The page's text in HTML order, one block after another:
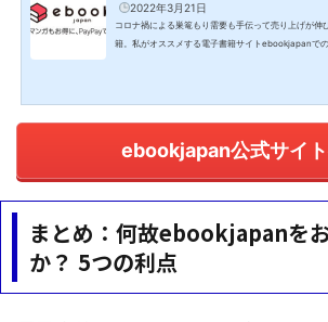
2022年3月21日
コロナ禍による巣篭もり需要も手伝って売り上げが伸
籍。私がオススメする電子書籍サイトebookjapanで
ebookjapan公式サイ
まとめ：何故ebookjapanを
か？ 5つの利点